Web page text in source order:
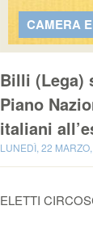
CAMERA
Billi (Lega)
Piano
italiani
LUNEDÌ, 22
ELETTI